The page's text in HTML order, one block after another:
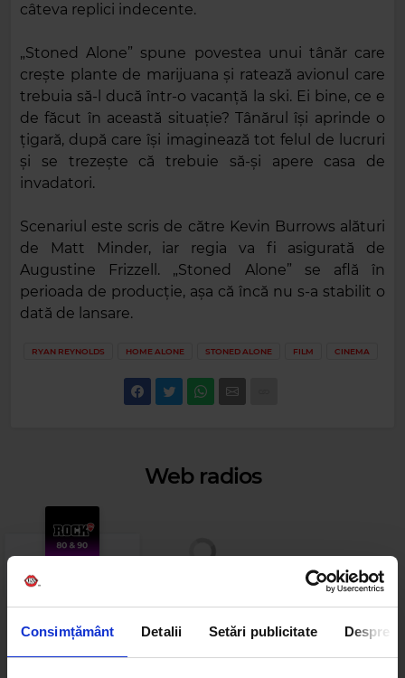
Consimțământ Detalii Setări publicitate Despre
câteva replici indecente.
„Stoned Alone” spune povestea unui tânăr care
crește plante de marijuana și ratează avionul care
trebuia să-l ducă într-o vacanță la ski. Ei bine, ce e
de făcut în această situație? Tânărul își aprinde o
țigară, după care își imaginează tot felul de lucruri
și se trezește că trebuie să-și apere casa de
invadatori.
Scenariul este scris de către Kevin Burrows alături
de Matt Minder, iar regia va fi asigurată de
Augustine Frizzell. „Stoned Alone” se află în
perioada de producție, așa că încă nu s-a stabilit o
dată de lansare.
RYAN REYNOLDS HOME ALONE STONED ALONE FILM CINEMA
Web radios
Cele mai ascultate playlist-uri